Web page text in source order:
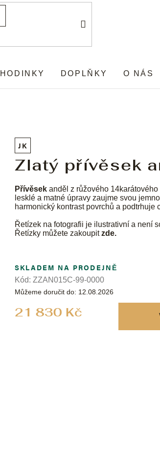
HODINKY DOPLŇKY O NÁS
JK
Zlatý přívěsek
Přívěsek anděl z růžového
lesklé a matné úpravy zaujme svou
harmonický kontrast povrchů a podtrhuje
Řetízek na fotografii je ilustrativní a není
Řetízky můžete zakoupitzde.
21 830 Kč
SKLADEM NA PRODEJNĚ
Můžeme doručit do: 12.08.2026
Kód: ZZAN015C-99-0000